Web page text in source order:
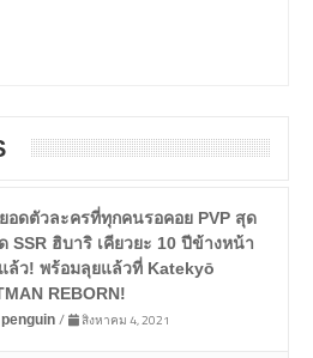
อดตัวละครที่ทุกคนรอคอย PVP สุด
SSR ฮิบาริ เคียวยะ 10 ปีข้างหน้า
ล้ว! พร้อมลุยแล้วที่ Katekyō
REBORN!
penguin/ สิงหาคม 4, 2021